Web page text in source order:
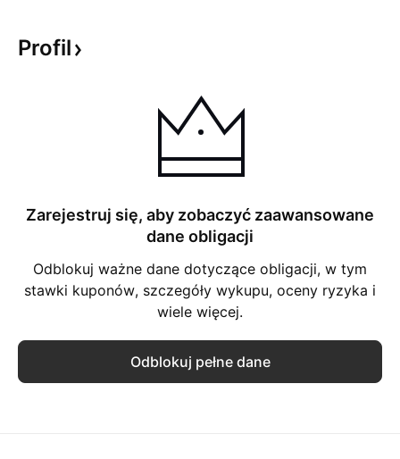
Profil
Zarejestruj się, aby zobaczyć zaawansowane
dane obligacji
Odblokuj ważne dane dotyczące obligacji, w tym
stawki kuponów, szczegóły wykupu, oceny ryzyka i
wiele więcej.
Odblokuj pełne dane